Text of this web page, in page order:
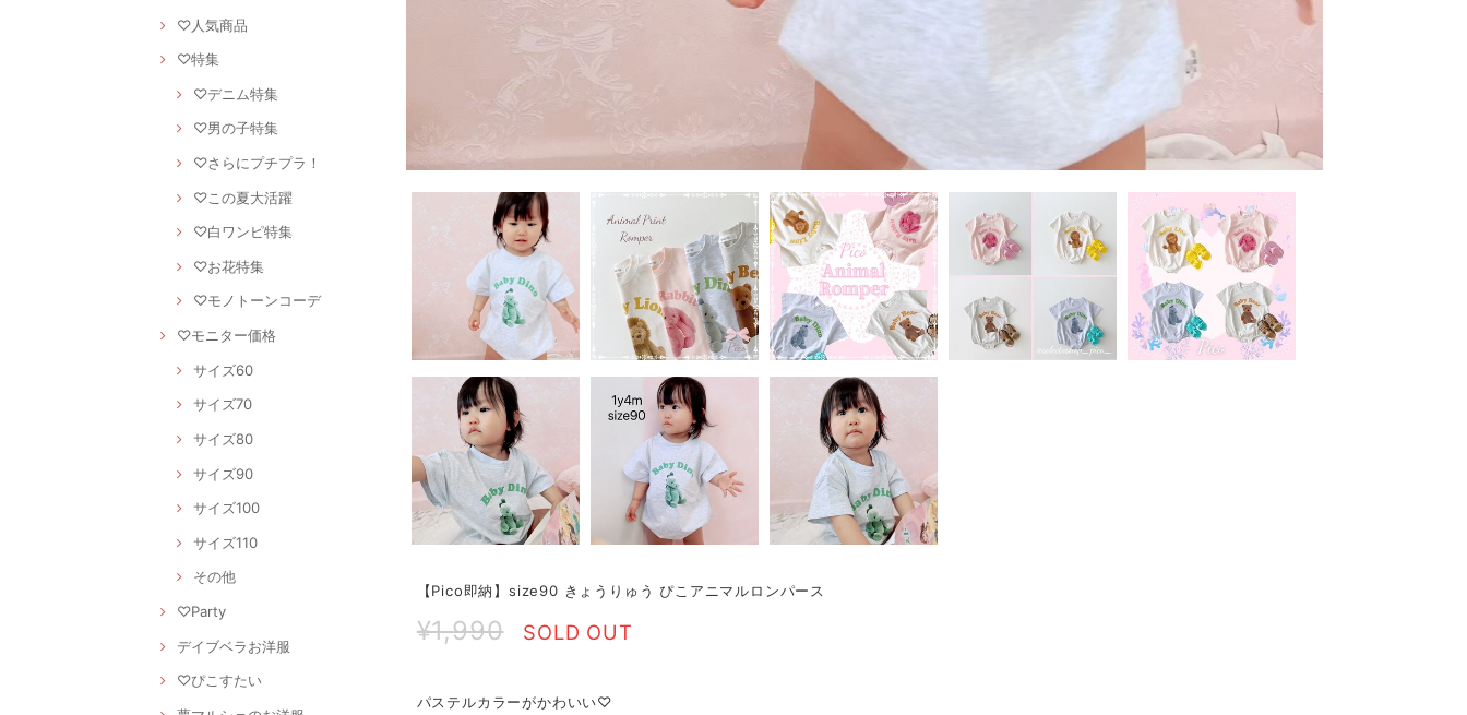
♡人気商品
♡特集
♡デニム特集
♡男の子特集
♡さらにプチプラ！
♡この夏大活躍
♡白ワンピ特集
♡お花特集
♡モノトーンコーデ
♡モニター価格
サイズ60
サイズ70
サイズ80
サイズ90
サイズ100
サイズ110
その他
♡Party
デイブベラお洋服
♡ぴこすたい
【Pico即納】size90 きょうりゅう ぴこアニマルロンパース
¥1,990 SOLD OUT
パステルカラーがかわいい♡